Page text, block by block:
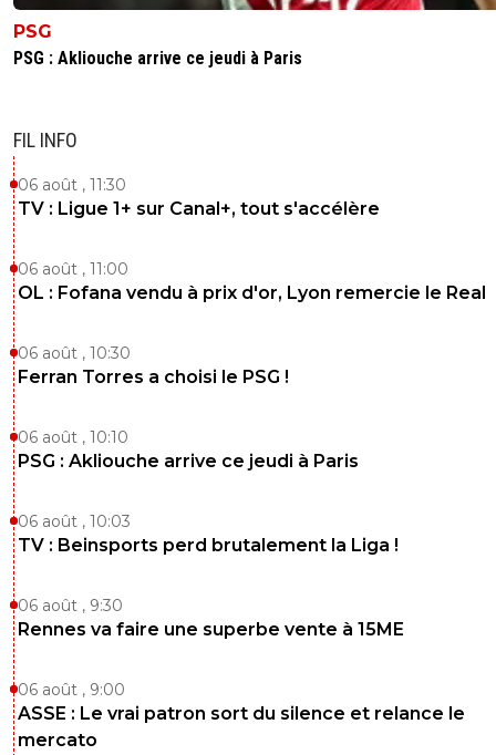
PSG
PSG : Akliouche arrive ce jeudi à Paris
FIL INFO
06 août , 11:30
TV : Ligue 1+ sur Canal+, tout s'accélère
06 août , 11:00
OL : Fofana vendu à prix d'or, Lyon remercie le Real
06 août , 10:30
Ferran Torres a choisi le PSG !
06 août , 10:10
PSG : Akliouche arrive ce jeudi à Paris
06 août , 10:03
TV : Beinsports perd brutalement la Liga !
06 août , 9:30
Rennes va faire une superbe vente à 15ME
06 août , 9:00
ASSE : Le vrai patron sort du silence et relance le
mercato